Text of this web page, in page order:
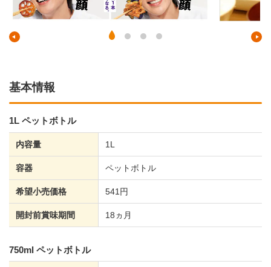
基本情報
1L ペットボトル
内容量 1L
容器 ペットボトル
希望小売価格 541円
開封前賞味期間 18ヵ月
750ml ペットボトル